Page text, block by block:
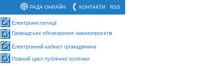
RSS
КОНТАКТИ
РАДА ОНЛАЙН
Електронні петиції
Громадське обговорення законопроєктів
Електронний кабінет громадянина
Повний цикл публічної політики